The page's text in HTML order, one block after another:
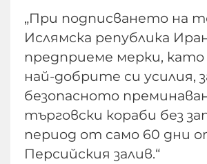
„При подписването на
Ислямска република
предприеме мерки, като
най-добрите си усилия,
безопасното
търговски кораби без
период от само 60 дни
Персийския залив.“